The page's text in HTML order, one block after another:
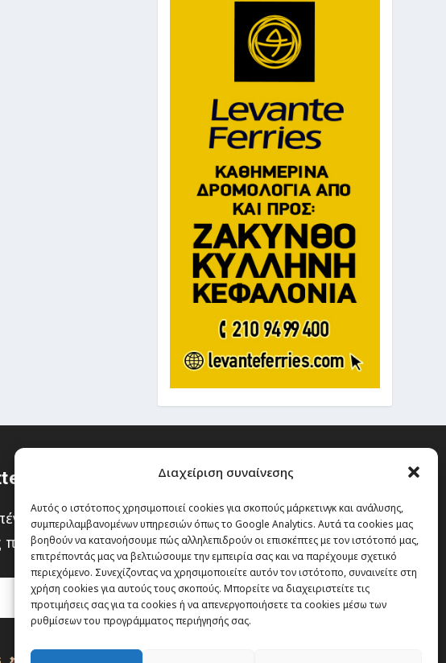
Διαχείριση συναίνεσης
Αυτός ο ιστότοπος χρησιμοποιεί cookies για σκοπούς μάρκετινγκ και ανάλυσης,
συμπεριλαμβανομένων υπηρεσιών όπως το Google Analytics. Αυτά τα cookies μας
βοηθούν να κατανοήσουμε πώς αλληλεπιδρούν οι επισκέπτες με τον ιστότοπό μας,
επιτρέποντάς μας να βελτιώσουμε την εμπειρία σας και να παρέχουμε σχετικό
περιεχόμενο. Συνεχίζοντας να χρησιμοποιείτε αυτόν τον ιστότοπο, συναινείτε στη
χρήση cookies για αυτούς τους σκοπούς. Μπορείτε να διαχειριστείτε τις
προτιμήσεις σας για τα cookies ή να απενεργοποιήσετε τα cookies μέσω των
ρυθμίσεων του προγράμματος περιήγησής σας.
από την οποία δεν έχεις καμία
να χάσεις, είναι τα ταξίδια.”
Εγγραφή